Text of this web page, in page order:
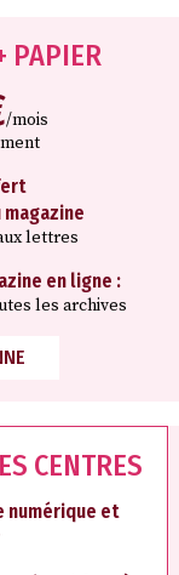
PAPIER
/mois
lettres
en ligne :
les archives
CENTRES
numérique et